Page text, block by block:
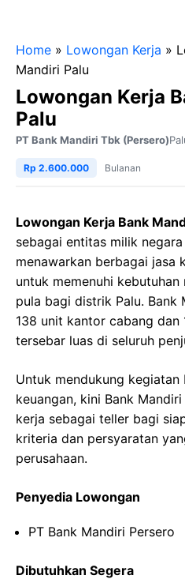
Home » Lowongan Kerja »
Mandiri Palu
Lowongan Kerja
Palu
PT Bank Mandiri Tbk (Persero)
Rp 2.600.000 Bulanan
Lowongan Kerja Bank
sebagai entitas milik
menawarkan berbagai jasa
untuk memenuhi
pula bagi distrik Palu. Bank
138 unit kantor cabang dan
tersebar luas di seluruh
Untuk mendukung
keuangan, kini Bank
kerja sebagai teller bagi
kriteria dan persyaratan
perusahaan.
Penyedia Lowongan
PT Bank Mandiri Persero
Dibutuhkan Segera